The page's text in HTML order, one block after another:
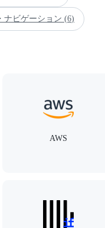
ナビゲーション (6)
AWS